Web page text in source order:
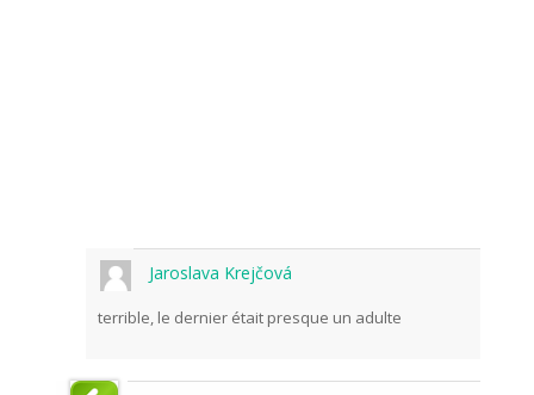
Jaroslava Krejčová
terrible, le dernier était presque un adulte